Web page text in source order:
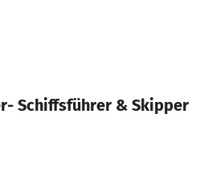
Schiffsführer & Skipper